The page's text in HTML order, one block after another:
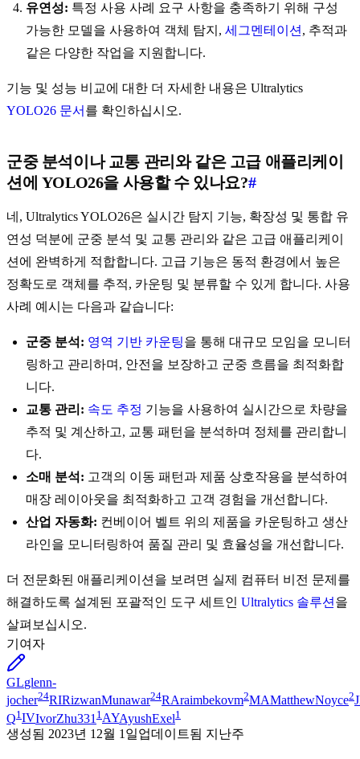
유연성: 특정 사용 사례 요구 사항을 충족하기 위해 구성
가능한 모델을 사용하여 객체 탐지, 세그멘테이션 , 추적과
같은 다양한 작업을 지원합니다.
기능 및 성능 비교에 대한 더 자세한 내용은 Ultralytics
YOLO26 문서 를 확인하십시오.
군중 분석이나 교통 관리와 같은 고급 애플리케이
션에 YOLO26을 사용할 수 있나요?#
네, Ultralytics YOLO26은 실시간 탐지 기능, 확장성 및 통합 유
연성 덕분에 군중 분석 및 교통 관리와 같은 고급 애플리케이
션에 완벽하게 적합합니다. 고급 기능은 동적 환경에서 높은
정확도로 객체를 추적, 카운팅 및 분류할 수 있게 합니다. 사용
사례 예시는 다음과 같습니다:
군중 분석: 영역 기반 카운팅을 통해 대규모 모임을 모니터
링하고 관리하며, 안전을 보장하고 군중 흐름을 최적화합
니다.
교통 관리: 속도 추정 기능을 사용하여 실시간으로 차량을
추적 및 계산하고, 교통 패턴을 분석하며 정체를 관리합니
다.
소매 분석: 고객의 이동 패턴과 제품 상호작용을 분석하여
매장 레이아웃을 최적화하고 고객 경험을 개선합니다.
산업 자동화: 컨베이어 벨트 위의 제품을 카운팅하고 생산
라인을 모니터링하여 품질 관리 및 효율성을 개선합니다.
더 전문화된 애플리케이션을 보려면 실제 컴퓨터 비전 문제를
해결하도록 설계된 포괄적인 도구 세트인 Ultralytics 솔루션 을
살펴보십시오.
기여자
GLglenn-
jocher24RIRizwanMunawar24RAraimbekovm2MAMatthewNoyce2
Q1 IVIvorZhu331 1 AYAyushExel1
생성됨 2023년 12월 1일업데이트됨 지난주